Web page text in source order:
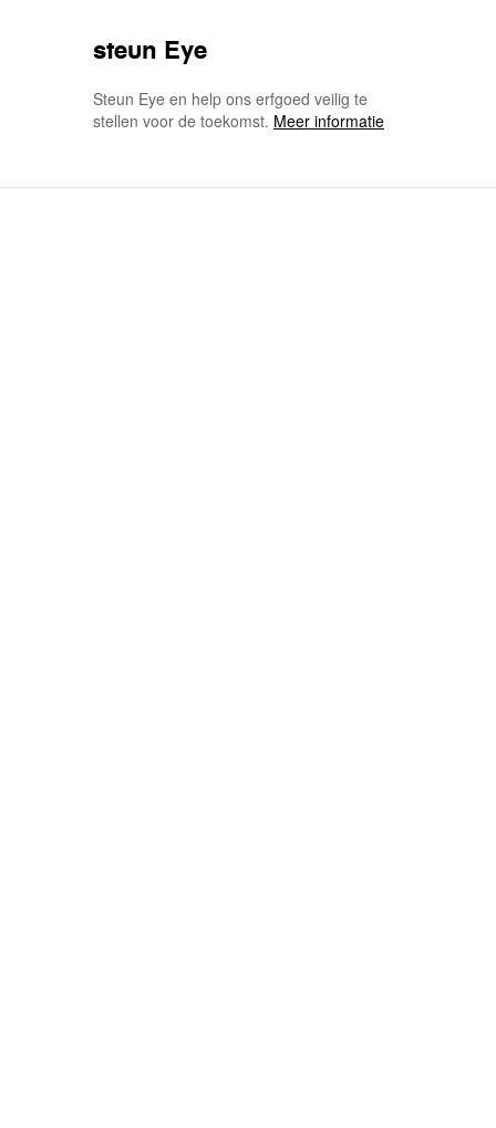
steun Eye
Steun Eye en help ons erfgoed veilig te
stellen voor de toekomst. Meer informatie